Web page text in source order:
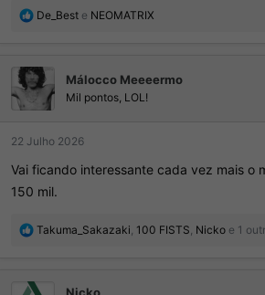
R
õ
e
s
De_Best e NEOMATRIX
Málocco Meeeermo
Mil pontos, LOL!
22 Julho 2026
Vai ficando interessante cada vez mais o
150 mil.
R
Takuma_Sakazaki 100 FISTS Nicko e 1